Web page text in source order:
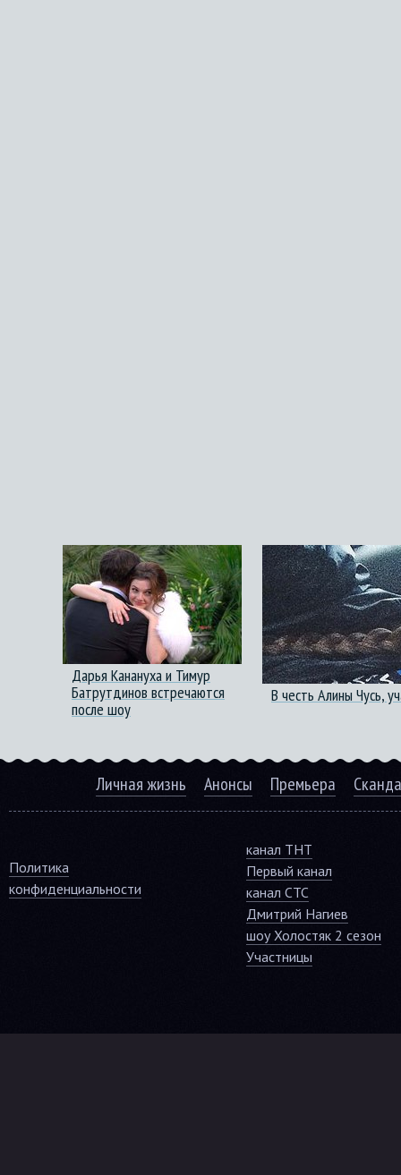
Дарья Канануха и Тимур
Батрутдинов встречаются
после шоу
В честь Алины Чусь,
Личная жизнь Анонсы Премьера
Политика
конфиденциальности
канал ТНТ
Первый канал
канал СТС
Дмитрий Нагиев
шоу Холостяк 2 сезон
Участницы